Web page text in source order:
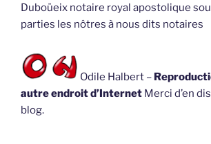
Duboüeix notaire royal apostolique
parties les nôtres à nous dits notaires
Odile Halbert –
autre endroit d’Internet Merci d’en
blog.